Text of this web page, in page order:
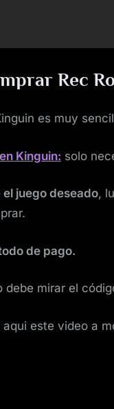
Rec
es muy
Kinguin: solo
el juego deseado,
de pago.
debe mirar el
aqui este video a